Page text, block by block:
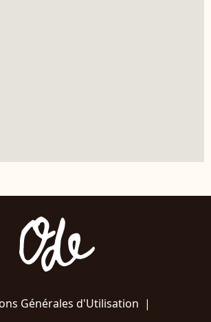
Générales d'Utilisation |